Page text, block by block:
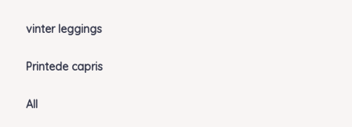
vinter leggings
Printede capris
All